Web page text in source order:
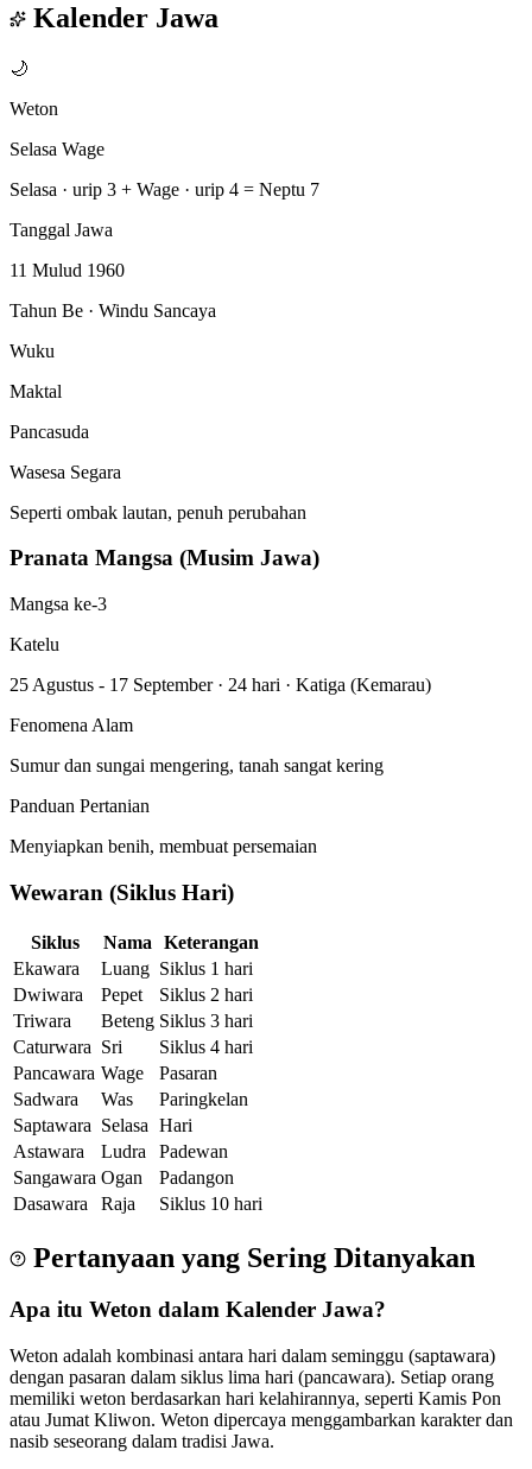
Kalender Jawa
🌙
Weton
Selasa Wage
Selasa · urip 3 + Wage · urip 4 = Neptu 7
Tanggal Jawa
11 Mulud 1960
Tahun Be · Windu Sancaya
Wuku
Maktal
Pancasuda
Wasesa Segara
Seperti ombak lautan, penuh perubahan
Pranata Mangsa (Musim Jawa)
Mangsa ke-3
Katelu
25 Agustus - 17 September · 24 hari · Katiga (Kemarau)
Fenomena Alam
Sumur dan sungai mengering, tanah sangat kering
Panduan Pertanian
Menyiapkan benih, membuat persemaian
Wewaran (Siklus Hari)
Siklus Nama
Keterangan
Ekawara
Luang Siklus 1 hari
Dwiwara
Pepet
Siklus 2 hari
Triwara
Beteng Siklus 3 hari
Caturwara Sri
Siklus 4 hari
Pancawara Wage
Pasaran
Sadwara
Was
Paringkelan
Saptawara Selasa Hari
Astawara
Ludra
Padewan
Sangawara Ogan
Padangon
Dasawara
Raja Siklus 10 hari
Pertanyaan yang Sering Ditanyakan
Apa itu Weton dalam Kalender Jawa?
Weton adalah kombinasi antara hari dalam seminggu (saptawara)
dengan pasaran dalam siklus lima hari (pancawara). Setiap orang
memiliki weton berdasarkan hari kelahirannya, seperti Kamis Pon
atau Jumat Kliwon. Weton dipercaya menggambarkan karakter dan
nasib seseorang dalam tradisi Jawa.